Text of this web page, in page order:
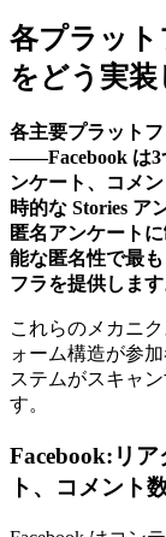
各プラッ
をどう実
各主要プラット
――Facebook は3
ンケート、コメ
時的な Stories ア
匿名アンケート
能な匿名性で最
フラを提供します
これらのメカニ
ォーム構造が参
ステムがスキャ
す。
Facebook:リ
ト、コメント